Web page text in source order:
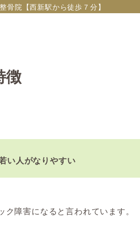
骨院【西新駅から徒歩７分】
徴
い人がなりやすい
障害になると言われています。